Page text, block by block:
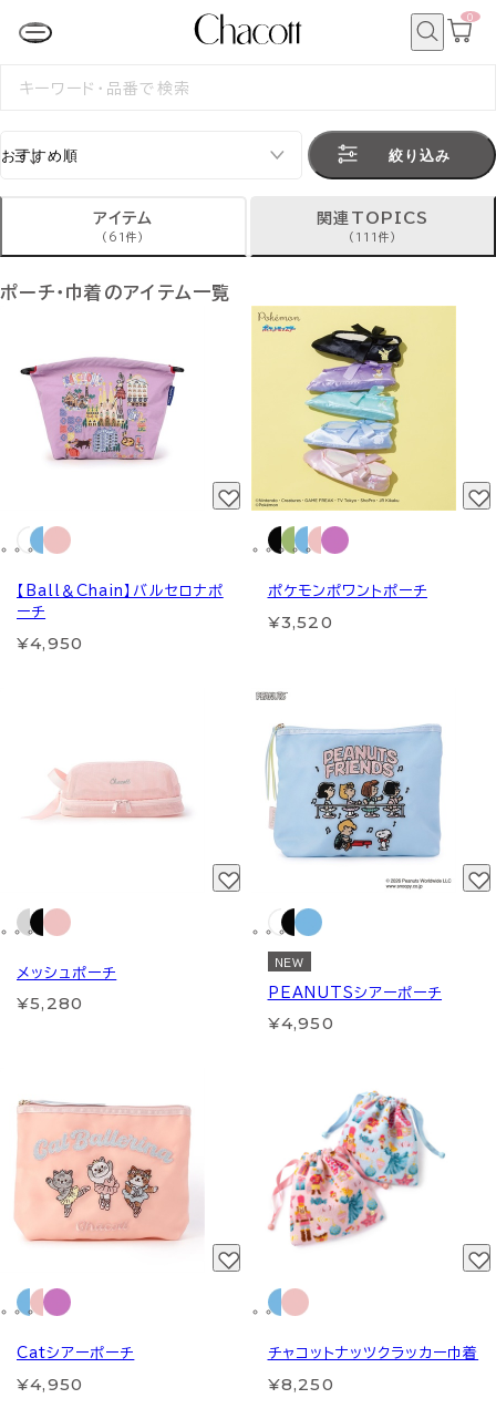
カ
0
検
絞り込み
アイテム
(61件)
関連TOPICS
(111件)
ポーチ・巾着のアイテム一覧
【Ball＆Chain】バルセロナポ
ーチ
¥4,950
ポケモンポワントポーチ
¥3,520
メッシュポーチ
¥5,280
NEW
PEANUTSシアーポーチ
¥4,950
Catシアーポーチ
¥4,950
チャコットナッツクラッカー巾着
¥8,250